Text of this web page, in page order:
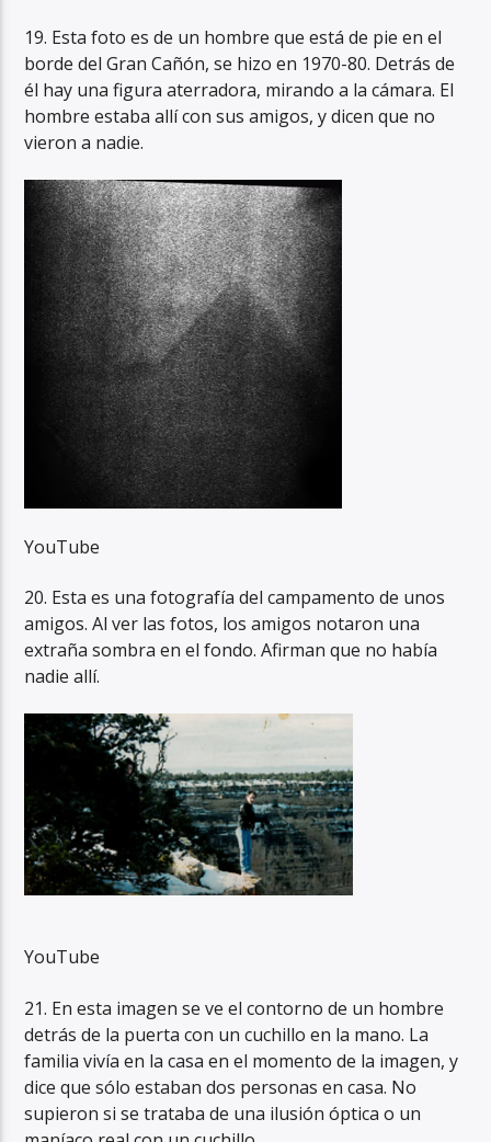
19. Esta foto es de un hombre que está de pie en el
borde del Gran Cañón, se hizo en 1970-80. Detrás de
él hay una figura aterradora, mirando a la cámara. El
hombre estaba allí con sus amigos, y dicen que no
vieron a nadie.
YouTube
20. Esta es una fotografía del campamento de unos
amigos. Al ver las fotos, los amigos notaron una
extraña sombra en el fondo. Afirman que no había
nadie allí.
YouTube
21. En esta imagen se ve el contorno de un hombre
detrás de la puerta con un cuchillo en la mano. La
familia vivía en la casa en el momento de la imagen, y
dice que sólo estaban dos personas en casa. No
supieron si se trataba de una ilusión óptica o un